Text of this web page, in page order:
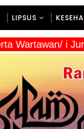
LIPSUS
Wartawan/ i